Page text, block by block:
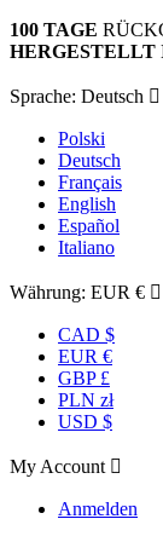
100 TAGE
HERGESTELLT
Sprache: Deutsch 
Polski
Deutsch
Français
English
Español
Italiano
Währung: EUR € 
CAD $
EUR €
GBP £
PLN zł
USD $
My Account 
Anmelden